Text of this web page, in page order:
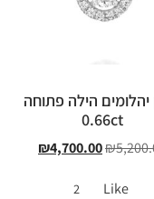
יהלומים הילה פתוחה
0.66ct
₪
₪4,700.00
Like
2